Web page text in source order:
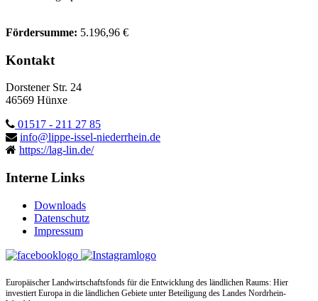
Fördersumme: 5.196,96 €
Kontakt
Dorstener Str. 24
46569 Hünxe
01517 - 211 27 85
info@lippe-issel-niederrhein.de
https://lag-lin.de/
Interne Links
Downloads
Datenschutz
Impressum
Europäischer Landwirtschaftsfonds für die Entwicklung des ländlichen Raums: Hier
investiert Europa in die ländlichen Gebiete unter Beteiligung des Landes Nordrhein-